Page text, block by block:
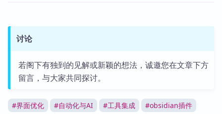
讨论
若阁下有独到的见解或新颖的想法，诚邀您在文章下方
留言，与大家共同探讨。
#界面优化 #自动化与AI #工具集成 #obsidian插件